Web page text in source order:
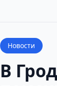
Новости
В